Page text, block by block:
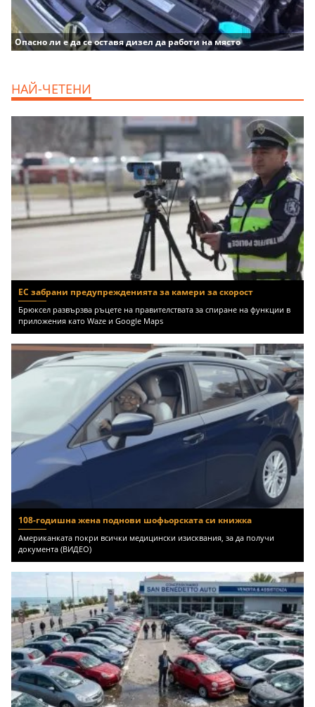
Опасно ли е да се оставя дизел да работи на място
НАЙ-ЧЕТЕНИ
ЕС забрани предупрежденията за камери за скорост
Брюксел развързва ръцете на правителствата за спиране на функции в
приложения като Waze и Google Maps
108-годишна жена поднови шофьорската си книжка
Американката покри всички медицински изисквания, за да получи
документа (ВИДЕО)